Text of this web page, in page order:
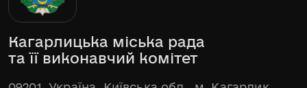
Кагарлицька міська рада
та її виконавчий комітет